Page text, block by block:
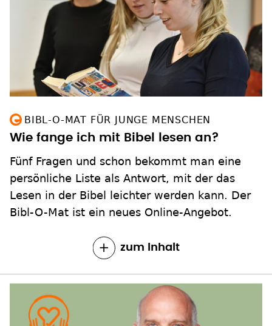
BIBL-O-MAT FÜR JUNGE MENSCHEN
Wie fange ich mit Bibel lesen an?
Fünf Fragen und schon bekommt man eine
persönliche Liste als Antwort, mit der das
Lesen in der Bibel leichter werden kann. Der
Bibl-O-Mat ist ein neues Online-Angebot.
zum Inhalt